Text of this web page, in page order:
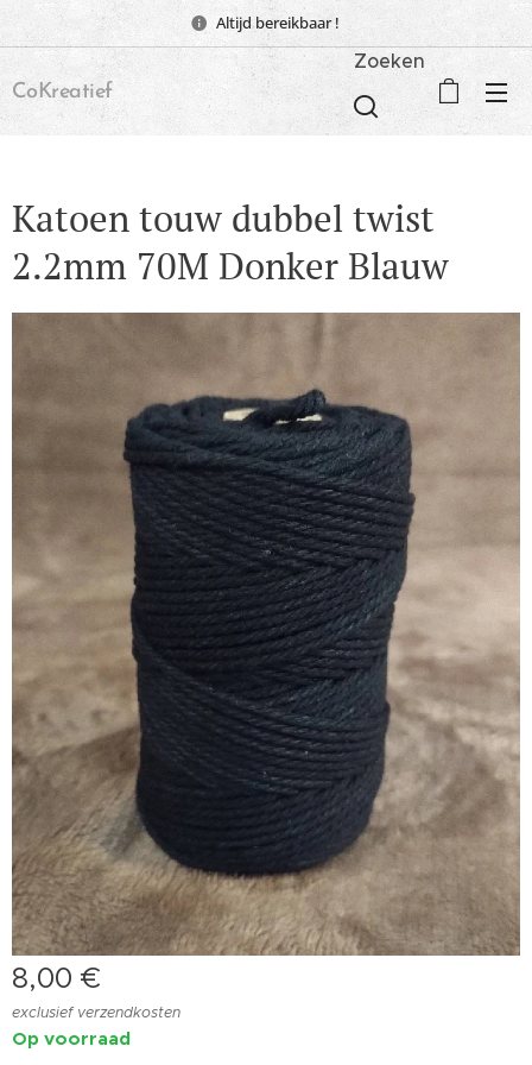
Altijd bereikbaar !
CoKreatief
Zoeken
Katoen touw dubbel twist
2.2mm 70M Donker Blauw
8,00 €
exclusief verzendkosten
Op voorraad